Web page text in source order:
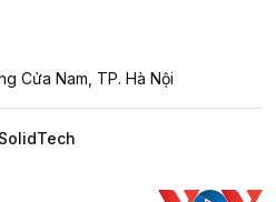
Cửa Nam, TP. Hà Nội